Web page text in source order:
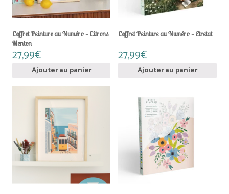
Coffret Peinture au Numéro – Citrons
Menton
27,99€
Ajouter au panier
Coffret Peinture au Numéro – Etretat
27,99€
Ajouter au panier